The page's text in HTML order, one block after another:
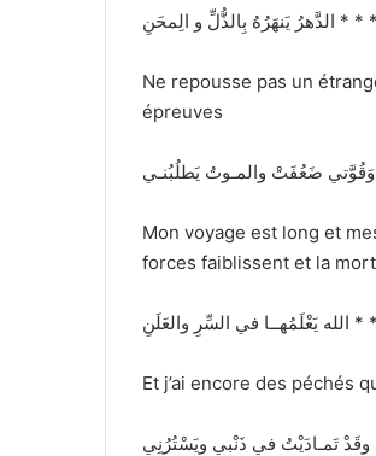
* * الدَّهرُ يَنهَرُهُ بِالذُّلِّ و الِمحَنِ
Ne repousse pas un
épreuves
ضَعُفَتْ والمـوتُ يَطلُبُنـي
Mon voyage est long et
forces faiblissent et la
الله يَعْلَمُهــا في السِّرِ والعَلَنِ
Et j’ai encore des péchés
تَمـادَيْتُ في ذَنْبي ويَسْتُرُنِي